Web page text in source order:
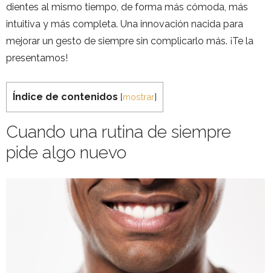
dientes al mismo tiempo, de forma más cómoda, más
intuitiva y más completa. Una innovación nacida para
mejorar un gesto de siempre sin complicarlo más. ¡Te la
presentamos!
Índice de contenidos [mostrar]
Cuando una rutina de siempre
pide algo nuevo